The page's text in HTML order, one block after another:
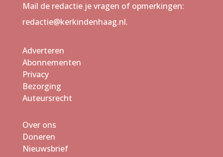
Mail de redactie je vragen of opmerkingen:
redactie@kerkindenhaag.nl.
Adverteren
Abonnementen
Privacy
Bezorging
Auteursrecht
Over ons
Doneren
Nieuwsbrief